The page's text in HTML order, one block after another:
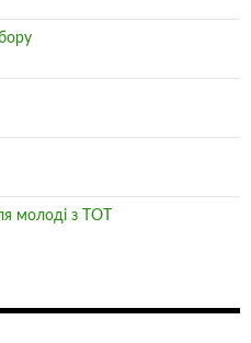
молоді з ТОТ